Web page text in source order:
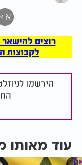
א א
רוצים להישאר
לקבוצות
הירשמו
עוד מאותו